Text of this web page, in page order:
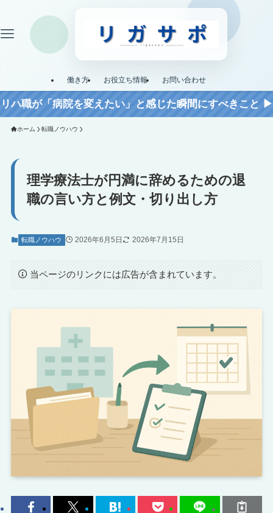
働き方 お役立ち情報 お問い合わせ
リハ職が「病院を変えたい」と感じた瞬間にすべきこと ▶︎
ホーム 転職ノウハウ
理学療法士が円満に辞めるための退
職の言い方と例文・切り出し方
転職ノウハウ 2026年6月5日 2026年7月15日
当ページのリンクには広告が含まれています。